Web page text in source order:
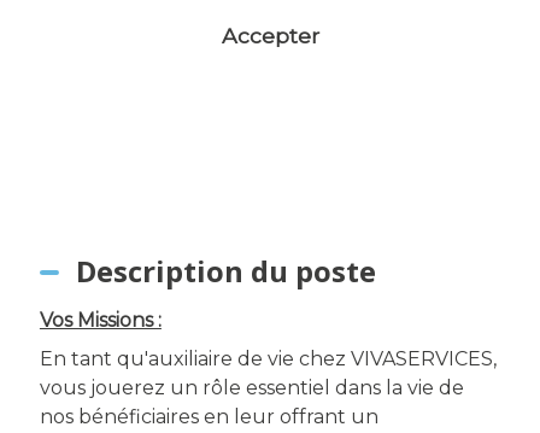
Accepter
Description du poste
Vos Missions :
En tant qu'auxiliaire de vie chez VIVASERVICES,
vous jouerez un rôle essentiel dans la vie de
nos bénéficiaires en leur offrant un